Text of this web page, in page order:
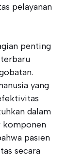
pelayanan
penting
yang
dalam
komponen
pasien
secara